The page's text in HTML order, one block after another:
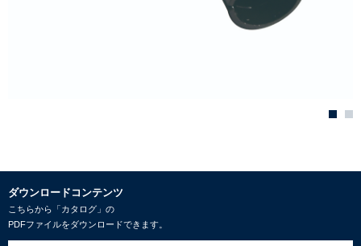
ダウンロードコンテンツ
こちらから「カタログ」の
PDFファイルをダウンロードできます。